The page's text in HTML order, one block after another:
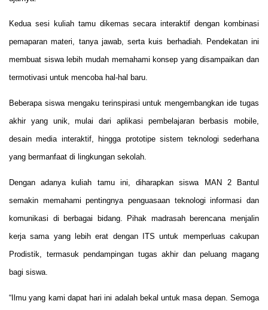
Kedua sesi kuliah tamu dikemas secara interaktif dengan kombinasi
pemaparan materi, tanya jawab, serta kuis berhadiah. Pendekatan ini
membuat siswa lebih mudah memahami konsep yang disampaikan dan
termotivasi untuk mencoba hal-hal baru.
Beberapa siswa mengaku terinspirasi untuk mengembangkan ide tugas
akhir yang unik, mulai dari aplikasi pembelajaran berbasis mobile,
desain media interaktif, hingga prototipe sistem teknologi sederhana
yang bermanfaat di lingkungan sekolah.
Dengan adanya kuliah tamu ini, diharapkan siswa MAN 2 Bantul
semakin memahami pentingnya penguasaan teknologi informasi dan
komunikasi di berbagai bidang. Pihak madrasah berencana menjalin
kerja sama yang lebih erat dengan ITS untuk memperluas cakupan
Prodistik, termasuk pendampingan tugas akhir dan peluang magang
bagi siswa.
“Ilmu yang kami dapat hari ini adalah bekal untuk masa depan. Semoga